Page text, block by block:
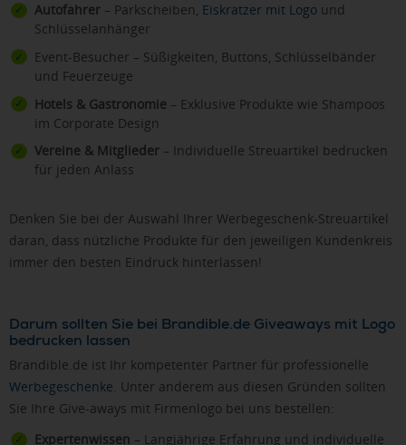
Autofahrer – Parkscheiben, Eiskratzer mit Logo und
Schlüsselanhänger
Event-Besucher – Süßigkeiten, Buttons, Schlüsselbänder
und Feuerzeuge
Hotels & Gastronomie – Exklusive Produkte wie Shampoos
im Corporate Design
Vereine & Mitglieder – Individuelle Streuartikel bedrucken
für jeden Anlass
Denken Sie bei der Auswahl Ihrer Werbegeschenk-Streuartikel
daran, dass nützliche Produkte für den jeweiligen Kundenkreis
immer den besten Eindruck hinterlassen!
Darum sollten Sie bei Brandible.de Giveaways mit Logo
bedrucken lassen
Brandible.de ist Ihr kompetenter Partner für professionelle
Werbegeschenke. Unter anderem aus diesen Gründen sollten
Sie Ihre Give-aways mit Firmenlogo bei uns bestellen:
Expertenwissen – Langjährige Erfahrung und individuelle